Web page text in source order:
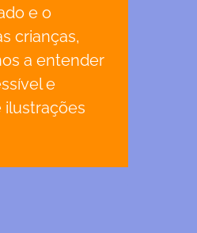
e o
crianças,
a entender
e
ilustrações